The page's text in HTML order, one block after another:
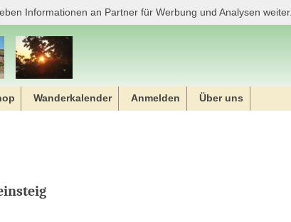
Informationen an Partner für Werbung und Analysen weiter.
Wanderkalender Anmelden Über uns